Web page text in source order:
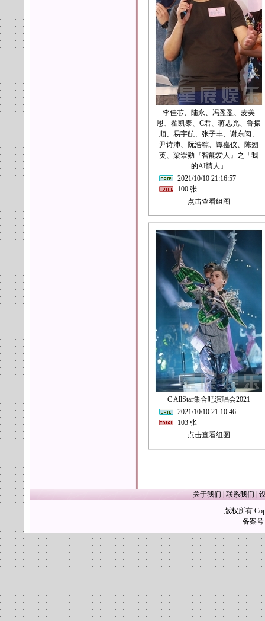
李佳芯、陆永、冯盈盈、麦美
恩、翟凯泰、C君、蒋志光、鲁振
顺、易宇航、张子丰、谢东闵、
尹诗沛、阮浩粽、谭嘉仪、陈翘
英、梁崇勋『智能爱人』之「我
的AI情人」
2021/10/10 21:16:57
100 张
点击查看组图
C AllStar集合吧演唱会2021
2021/10/10 21:10:46
103 张
点击查看组图
关于我们 联系我们
版权所有
备案号